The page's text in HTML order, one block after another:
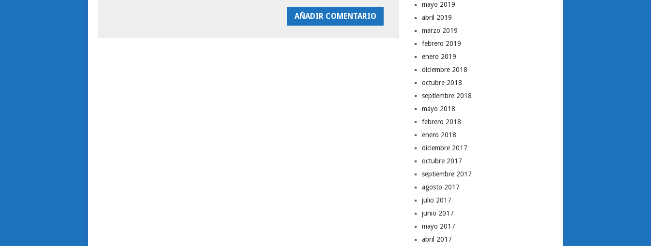
mayo 2019
abril 2019
marzo 2019
febrero 2019
enero 2019
diciembre 2018
octubre 2018
septiembre 2018
mayo 2018
febrero 2018
enero 2018
diciembre 2017
octubre 2017
septiembre 2017
agosto 2017
julio 2017
junio 2017
mayo 2017
abril 2017